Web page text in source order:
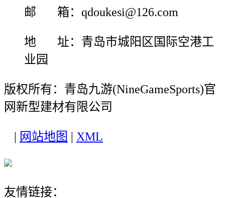
邮 箱：qdoukesi@126.com
地 址：青岛市城阳区国际空港工
业园
版权所有：青岛九游(NineGameSports)官
网新型建材有限公司
网站地图 XML
友情链接：